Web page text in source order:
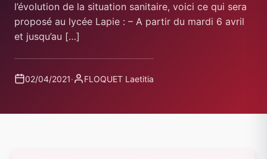
l’évolution de la situation sanitaire, voici ce qui sera
proposé au lycée Lapie : – A partir du mardi 6 avril
et jusqu’au […]
02/04/2021· FLOQUET Laetitia